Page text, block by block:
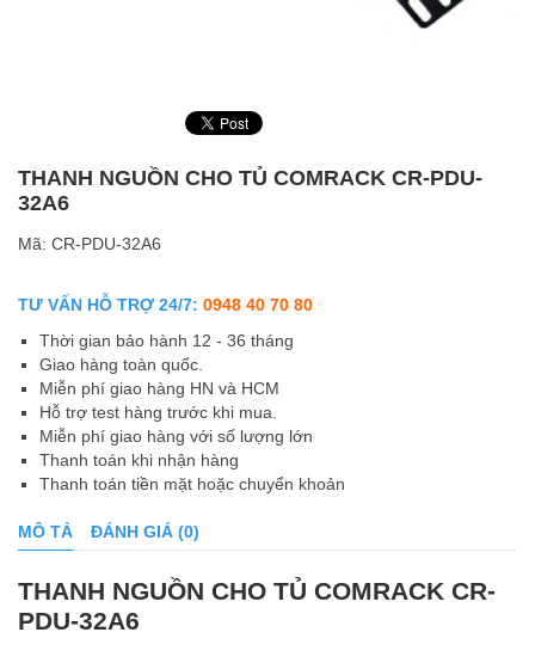
THANH NGUỒN CHO TỦ COMRACK CR-PDU-
32A6
Mã: CR-PDU-32A6
TƯ VẤN HỖ TRỢ 24/7: 0948 40 70 80
Thời gian bảo hành 12 - 36 tháng
Giao hàng toàn quốc.
Miễn phí giao hàng HN và HCM
Hỗ trợ test hàng trước khi mua.
Miễn phí giao hàng với số lượng lớn
Thanh toán khi nhận hàng
Thanh toán tiền mặt hoặc chuyển khoản
MÔ TẢ ĐÁNH GIÁ (0)
THANH NGUỒN CHO TỦ COMRACK CR-
PDU-32A6